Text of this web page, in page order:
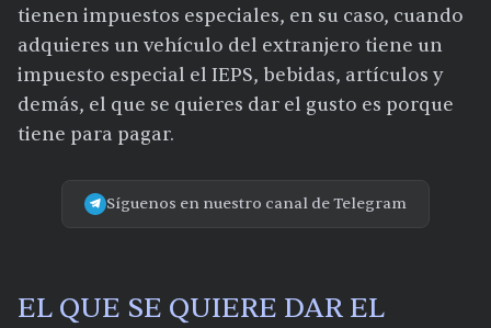
tienen impuestos especiales, en su caso, cuando
adquieres un vehículo del extranjero tiene un
impuesto especial el IEPS, bebidas, artículos y
demás, el que se quieres dar el gusto es porque
tiene para pagar.
Síguenos en nuestro canal de Telegram
EL QUE SE QUIERE DAR EL